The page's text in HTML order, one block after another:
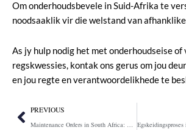
Om onderhoudsbevele in Suid-Afrika te
noodsaaklik vir die welstand van
As jy hulp nodig het met onderhoudseise
regskwessies, kontak ons gerus om jou
en jou regte en verantwoordelikhede te
Prev
PREVIOUS
Maintenance Orders in South Africa: Everything You Need to Know